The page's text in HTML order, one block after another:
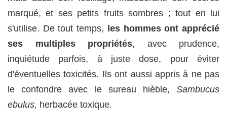
marqué, et ses petits fruits sombres ; tout en lui
s'utilise. De tout temps,
les hommes ont apprécié
ses multiples propriétés, avec prudence,
inquiétude parfois, à juste dose, pour éviter
d'éventuelles toxicités. Ils ont aussi appris à ne pas
le confondre avec le sureau hièble, Sambucus
ebulus, herbacée toxique.